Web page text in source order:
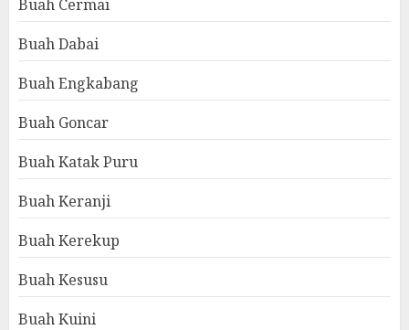
Buah Cermai
Buah Dabai
Buah Engkabang
Buah Goncar
Buah Katak Puru
Buah Keranji
Buah Kerekup
Buah Kesusu
Buah Kuini